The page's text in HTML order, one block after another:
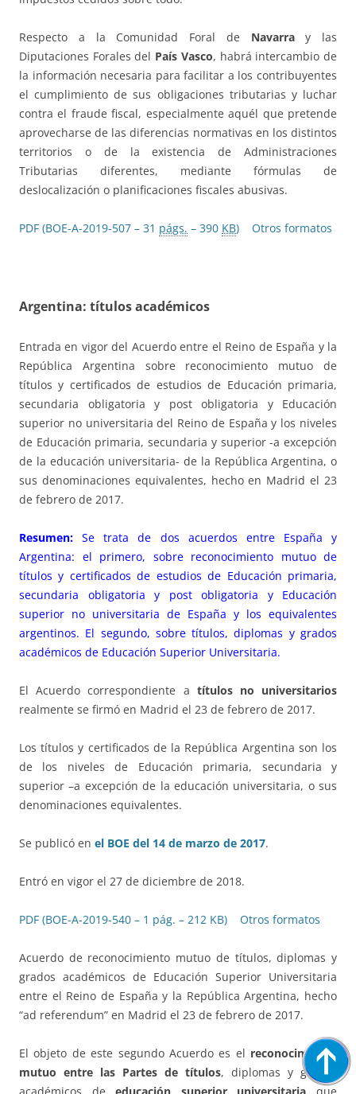
Respecto a la Comunidad Foral de Navarray las
Diputaciones Forales del País Vasco, habrá intercambio de
la información necesaria para facilitar a los contribuyentes
el cumplimiento de sus obligaciones tributarias y luchar
contra el fraude fiscal, especialmente aquél que pretende
aprovecharse de las diferencias normativas en los distintos
territorios o de la existencia de Administraciones
Tributarias diferentes, mediante fórmulas de
deslocalización o planificaciones fiscales abusivas.
PDF (BOE-A-2019-507 – 31 págs. – 390 KB) Otros formatos
Argentina: títulos académicos
Entrada en vigor del Acuerdo entre el Reino de España y la
República Argentina sobre reconocimiento mutuo de
títulos y certificados de estudios de Educación primaria,
secundaria obligatoria y post obligatoria y Educación
superior no universitaria del Reino de España y los niveles
de Educación primaria, secundaria y superior -a excepción
de la educación universitaria- de la República Argentina, o
sus denominaciones equivalentes, hecho en Madrid el 23
de febrero de 2017.
Resumen:Se trata de dos acuerdos entre España y
Argentina: el primero, sobre reconocimiento mutuo de
títulos y certificados de estudios de Educación primaria,
secundaria obligatoria y post obligatoria y Educación
superior no universitaria de España y los equivalentes
argentinos. El segundo, sobre títulos, diplomas y grados
académicos de Educación Superior Universitaria.
El Acuerdo correspondiente a títulos no universitarios
realmente se firmó en Madrid el 23 de febrero de 2017.
Los títulos y certificados de la República Argentina son los
de los niveles de Educación primaria, secundaria y
superior –a excepción de la educación universitaria, o sus
denominaciones equivalentes.
Se publicó en el BOE del 14 de marzo de 2017.
Entró en vigor el 27 de diciembre de 2018.
PDF (BOE-A-2019-540 – 1 pág. – 212 KB) Otros formatos
Acuerdo de reconocimiento mutuo de títulos, diplomas y
grados académicos de Educación Superior Universitaria
entre el Reino de España y la República Argentina, hecho
“ad referendum” en Madrid el 23 de febrero de 2017.
El objeto de este segundo Acuerdo es el reconocimiento
mutuo entre las Partes de títulos, diplomas y grados